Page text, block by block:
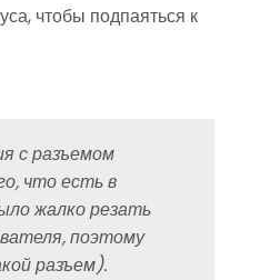
чтобы подпаяться к
с разъемом
что есть в
жалко резать
поэтому
разъем).